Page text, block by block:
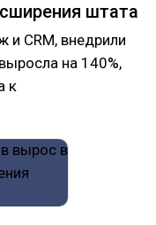
штата
и CRM, внедрили
на 140%,
к